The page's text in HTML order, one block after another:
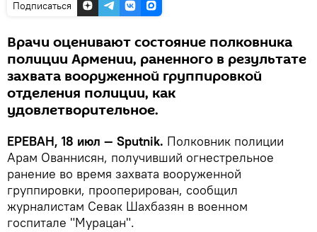
Подписаться
Врачи оценивают состояние полковника
полиции Армении, раненного в результате
захвата вооруженной группировкой
отделения полиции, как
удовлетворительное.
ЕРЕВАН, 18 июл — Sputnik. Полковник полиции
Арам Ованнисян, получивший огнестрельное
ранение во время захвата вооруженной
группировки, прооперирован, сообщил
журналистам Севак Шахбазян в военном
госпитале "Мурацан".